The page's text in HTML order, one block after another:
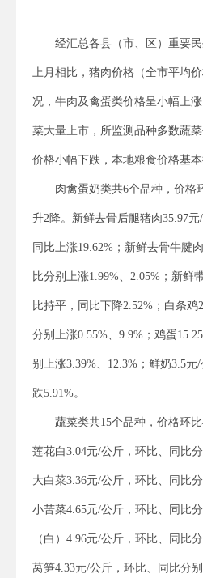
经汇总各县（市、区）重要
上月相比，猪肉价格（全市平均
况，牛肉及禽蛋类价格呈小幅上
菜大量上市，所监测品种多数蔬
价格小幅下跌，本地粮食价格基本
肉禽蛋奶类共6个品种，价格
升2降。新鲜去骨后腿猪肉35.97元
同比上涨19.62%；新鲜去骨牛腱
比分别上涨1.99%、2.05%；新鲜
比持平，同比下降2.52%；白条鸡
分别上涨0.55%、9.9%；鸡蛋
别上涨3.39%、12.3%；鲜奶3.5
跌5.91%。
蔬菜类共15个品种，价格环比
莲花白3.04元/公斤，环比、同比分
大白菜3.36元/公斤，环比、同比
小苦菜4.65元/公斤，环比、同比
（白）4.96元/公斤，环比、同比
莴笋4.33元/公斤，环比、同比分别